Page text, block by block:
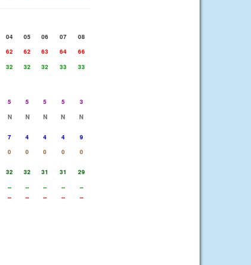
04 05 06 07
08
62 62 63 64
66
32 32 32 33
33
5 5 5 5
3
N N N N
N
7 4 4 4
9
0 0 0 0
0
32 32 31 31
29
-- -- -- --
--
-- -- -- -- --